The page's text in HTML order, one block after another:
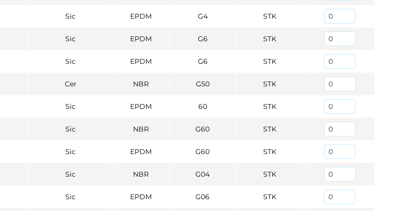
Sic EPDM G4 STK
Sic EPDM G6 STK
Sic EPDM G6 STK
Cer NBR G50 STK
Sic EPDM 60 STK
Sic NBR G60 STK
Sic EPDM G60 STK
Sic NBR G04 STK
Sic EPDM G06 STK